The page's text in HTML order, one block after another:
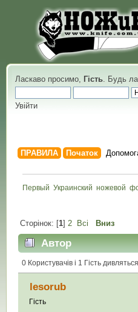
Ласкаво просимо, Гість. Будь
Увійти
ПРАВИЛА Початок
Первый  Украинский  ножевой
Сторінок: [1] 2 Всі Вниз
Автор
0 Користувачів і 1 Гість
lesorub
Гість